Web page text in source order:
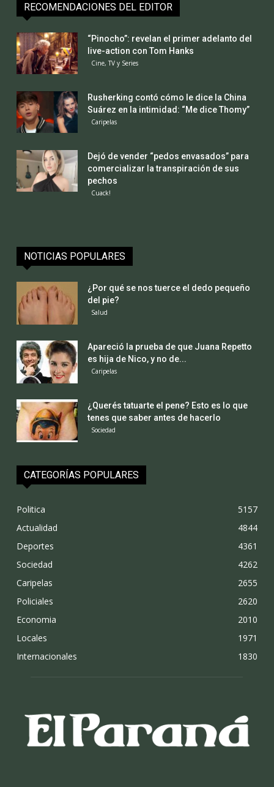
RECOMENDACIONES DEL EDITOR
“Pinocho”: revelan el primer adelanto del
live-action con Tom Hanks
Cine, TV y Series
Rusherking contó cómo le dice la China
Suárez en la intimidad: “Me dice Thomy”
Caripelas
Dejó de vender “pedos envasados” para
comercializar la transpiración de sus
pechos
Cuack!
NOTICIAS POPULARES
¿Por qué se nos tuerce el dedo pequeño
del pie?
Salud
Apareció la prueba de que Juana Repetto
es hija de Nico, y no de...
Caripelas
¿Querés tatuarte el pene? Esto es lo que
tenes que saber antes de hacerlo
Sociedad
CATEGORÍAS POPULARES
Politica
5157
Actualidad
4844
Deportes
4361
Sociedad
4262
Caripelas
2655
Policiales
2620
Economia
2010
Locales
1971
Internacionales
1830